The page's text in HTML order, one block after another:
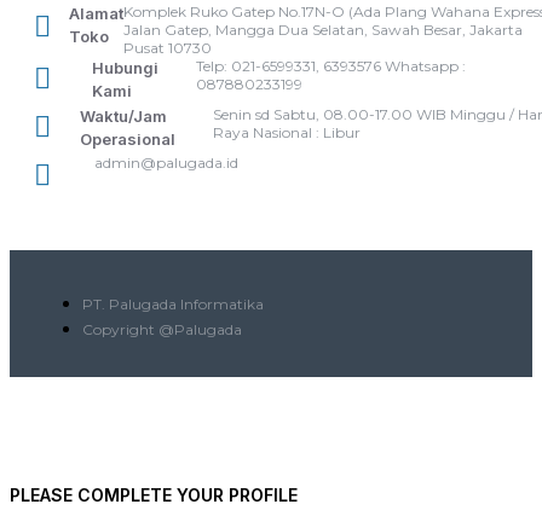
Alamat
Toko
Komplek Ruko Gatep No.17N-O (Ada Plang Wahana
Jalan Gatep, Mangga Dua Selatan, Sawah Besar, Jakarta
Pusat 10730
Hubungi
Kami
Telp: 021-6599331, 6393576 Whatsapp :
087880233199
Waktu/Jam
Operasional
Senin sd Sabtu, 08.00-17.00 WIB Minggu /
Raya Nasional : Libur
admin@palugada.id
PT. Palugada Informatika
Copyright @Palugada
PLEASE COMPLETE YOUR PROFILE